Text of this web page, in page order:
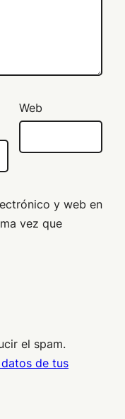
Web
y web en
vez que
el spam.
de tus